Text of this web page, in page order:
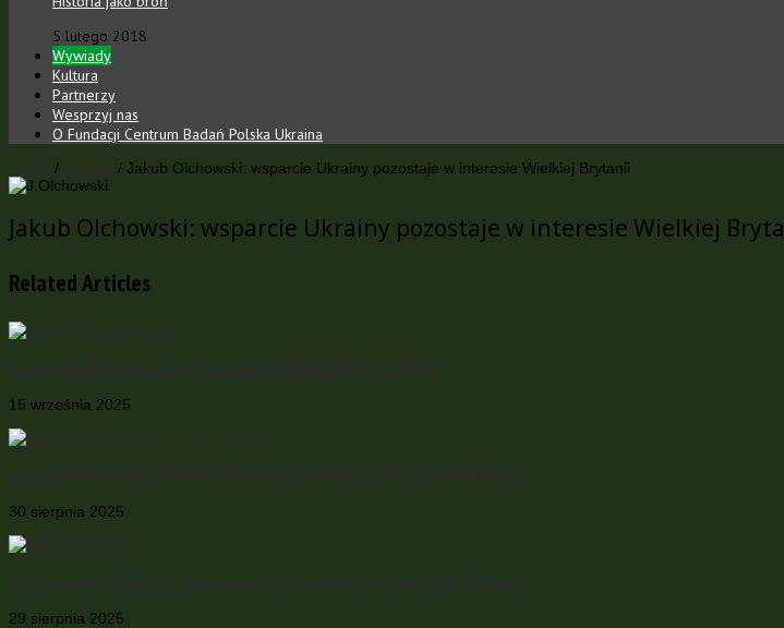
5 lutego 2018
Wywiady
Kultura
Partnerzy
Wesprzyj nas
O Fundacji Centrum Badań Polska Ukraina
/ / Jakub Olchowski: wsparcie Ukrainy pozostaje w interesie Wielkiej Brytanii
Jakub Olchowski: wsparcie Ukrainy pozostaje w interesie Wielkiej
Related Articles
15 września 2025
30 sierpnia 2025
29 sierpnia 2025